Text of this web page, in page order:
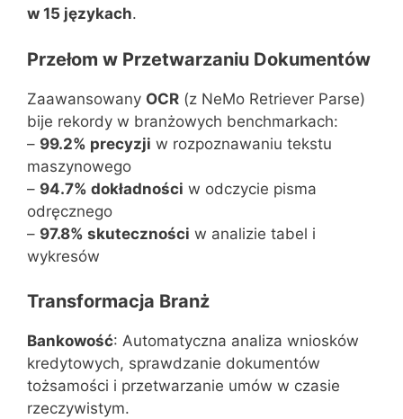
w 15 językach.
Przełom w Przetwarzaniu Dokumentów
Zaawansowany OCR (z NeMo Retriever Parse)
bije rekordy w branżowych benchmarkach:
– 99.2% precyzji w rozpoznawaniu tekstu
maszynowego
– 94.7% dokładności w odczycie pisma
odręcznego
– 97.8% skuteczności w analizie tabel i
wykresów
Transformacja Branż
Bankowość: Automatyczna analiza wniosków
kredytowych, sprawdzanie dokumentów
tożsamości i przetwarzanie umów w czasie
rzeczywistym.